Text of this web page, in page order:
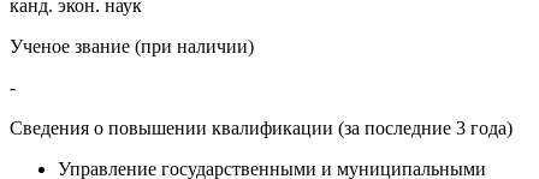
канд. экон. наук
Ученое звание (при наличии)
-
Сведения о повышении квалификации (за последние 3 года)
Управление государственными и муниципальными